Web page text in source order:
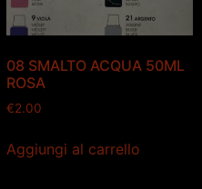
08 SMALTO ACQUA 50ML
ROSA
€2.00
Aggiungi al carrello